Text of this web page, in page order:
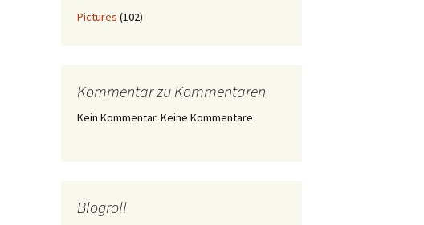
Pictures (102)
Kommentar zu Kommentaren
Kein Kommentar. Keine Kommentare
Blogroll